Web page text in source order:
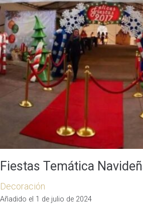
Fiestas Temática
Decoración
Añadido el 1 de julio de 2024